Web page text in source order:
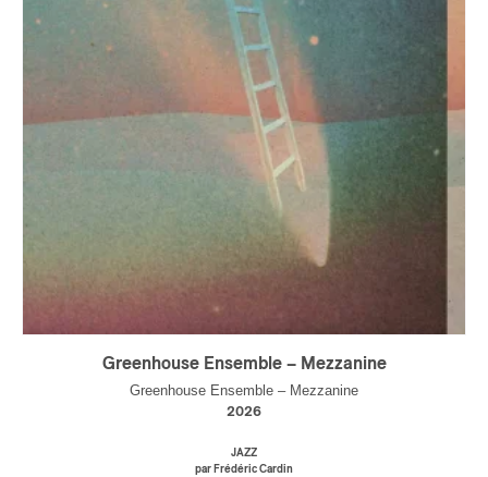
Greenhouse Ensemble – Mezzanine
Greenhouse Ensemble – Mezzanine
2026
JAZZ
par Frédéric Cardin